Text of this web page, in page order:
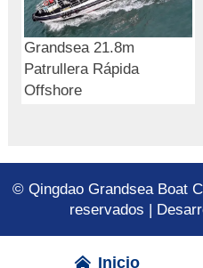
Grandsea 21.8m
Patrullera Rápida
Offshore
© Qingdao Grandsea Boat
reservados |
 Inicio